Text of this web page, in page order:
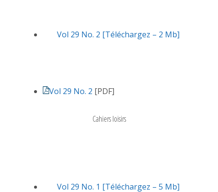
Vol 29 No. 2 [Téléchargez – 2 Mb]
Vol 29 No. 2 [PDF]
Cahiers loisirs
Vol 29 No. 1 [Téléchargez – 5 Mb]